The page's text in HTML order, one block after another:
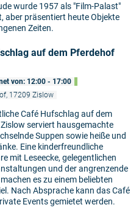
wurde 1957 als "Film-Palast"
aber präsentiert heute Objekte
Zeiten.
auf dem Pferdehof
von: 12:00 - 17:00
17209 Zislow
Café Hufschlag auf dem
serviert hausgemachte
Suppen sowie heiße und
Eine kinderfreundliche
mit Leseecke, gelegentlichen
und der angrenzende
es zu einem beliebten
Nach Absprache kann das Café
Events gemietet werden.